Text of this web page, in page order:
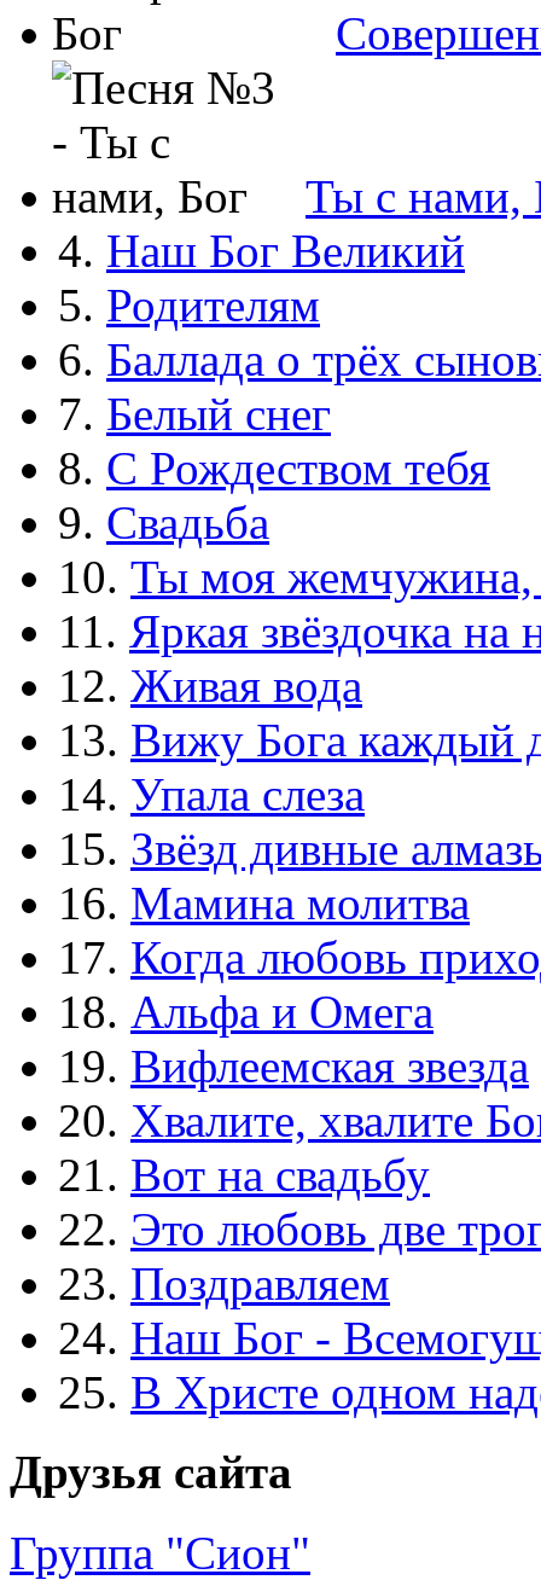
Ты с нами,
4. Наш Бог Великий
5. Родителям
6. Баллада о трёх
7. Белый снег
8. С Рождеством тебя
9. Свадьба
10. Ты моя жемчужина,
11. Яркая звёздочка на
12. Живая вода
13. Вижу Бога каждый
14. Упала слеза
15. Звёзд дивные
16. Мамина молитва
17. Когда любовь
18. Альфа и Омега
19. Вифлеемская звезда
20. Хвалите, хвалите
21. Вот на свадьбу
22. Это любовь две
23. Поздравляем
24. Наш Бог -
25. В Христе одном
Друзья сайта
Группа "Сион"